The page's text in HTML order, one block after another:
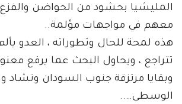
المليشيا بحشود من الحواضن والفزع
معهم في مواجهات مؤلمة..
هذه لمحة للحال وتطوراته ، العدو يألم
تتراجع ، ويحاول البحث عما يرفع
وبقايا مرتزقة جنوب السودان وتشاد
الوسطى…..